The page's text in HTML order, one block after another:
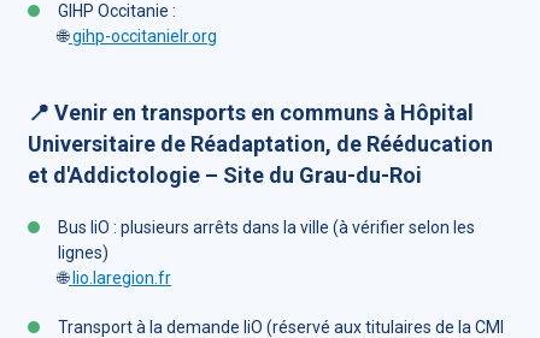
GIHP Occitanie :
🌐gihp-occitanielr.org
📍 Venir en transports en communs à Hôpital
Universitaire de Réadaptation, de Rééducation
et d'Addictologie – Site du Grau-du-Roi
Bus liO : plusieurs arrêts dans la ville (à vérifier selon les
lignes)
🌐lio.laregion.fr
Transport à la demande liO (réservé aux titulaires de la CMI